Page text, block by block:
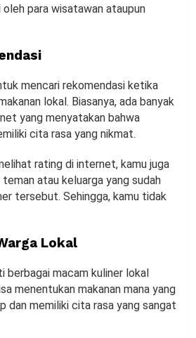
oleh para wisatawan ataupun
mencari rekomendasi ketika
lokal. Biasanya, ada banyak
yang menyatakan bahwa
cita rasa yang nikmat.
rating di internet, kamu juga
atau keluarga yang sudah
tersebut. Sehingga, kamu tidak
Lokal
berbagai macam kuliner lokal
menentukan makanan mana yang
dan memiliki cita rasa yang sangat